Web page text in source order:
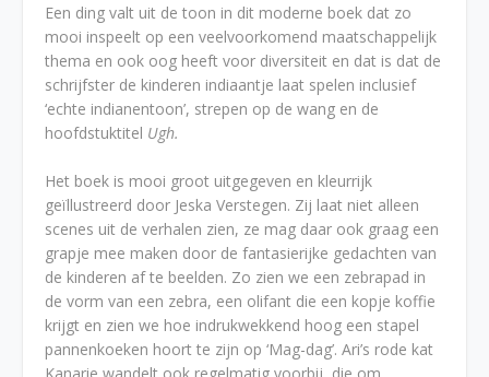
Een ding valt uit de toon in dit moderne boek dat zo
mooi inspeelt op een veelvoorkomend maatschappelijk
thema en ook oog heeft voor diversiteit en dat is dat de
schrijfster de kinderen indiaantje laat spelen inclusief
‘echte indianentoon’, strepen op de wang en de
hoofdstuktitel Ugh.
Het boek is mooi groot uitgegeven en kleurrijk
geïllustreerd door Jeska Verstegen. Zij laat niet alleen
scenes uit de verhalen zien, ze mag daar ook graag een
grapje mee maken door de fantasierijke gedachten van
de kinderen af te beelden. Zo zien we een zebrapad in
de vorm van een zebra, een olifant die een kopje koffie
krijgt en zien we hoe indrukwekkend hoog een stapel
pannenkoeken hoort te zijn op ‘Mag-dag’. Ari’s rode kat